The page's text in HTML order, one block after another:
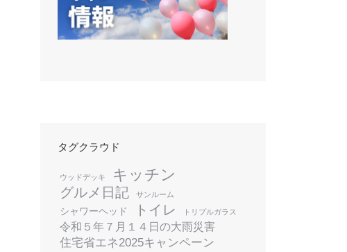
タグクラウド
ウッドデッキ キッチン
グルメ日記 サンルーム
シャワーヘッド トイレ トリプルガラス
令和５年７月１４日の大雨災害
住宅省エネ2025キャンペーン